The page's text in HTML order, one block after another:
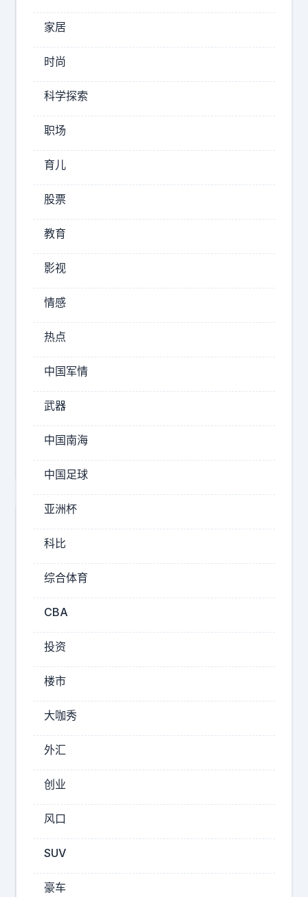
2026-
08-
07
20:47
明
驿
夜
谈
汽
车
V
开
一
个
月
了
吧
果
一
句
话
总
结
我
真
实
感
受
智
开
起
来
是
最
标
SUV
智
v9
HUAWEI
Pura
来
了
，
是
城
1
的
对
家居
时尚
科学探索
职场
育儿
股票
教育
影视
情感
热点
中国军情
武器
中国南海
中国足球
亚洲杯
科比
综合体育
CBA
投资
楼市
大咖秀
外汇
创业
风口
SUV
豪车